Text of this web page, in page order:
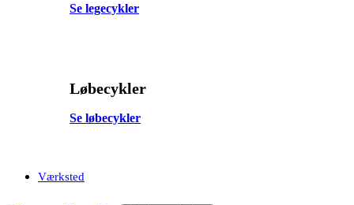
Se legecykler
Løbecykler
Se løbecykler
Værksted